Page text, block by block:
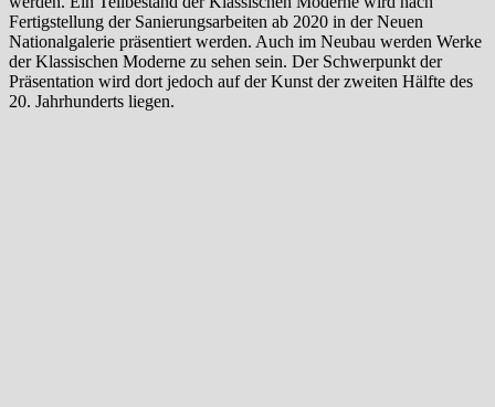
Fertigstellung der Sanierungsarbeiten ab 2020 in der Neuen
Nationalgalerie präsentiert werden. Auch im Neubau werden Werke
der Klassischen Moderne zu sehen sein. Der Schwerpunkt der
Präsentation wird dort jedoch auf der Kunst der zweiten Hälfte des
20. Jahrhunderts liegen.